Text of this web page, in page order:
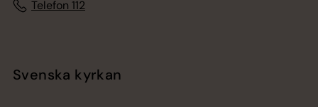
Telefon 112
Svenska kyrkan